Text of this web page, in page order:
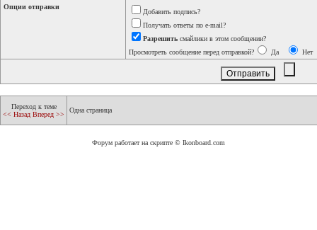
Опции отправки
Добавить подпись?
Получать ответы по e-mail?
Разрешить смайлики в этом сообщении?
Просмотреть сообщение перед отправкой?
Да Нет
Переход к теме
<< Назад Вперед >>
Одна страница
Форум работает на скрипте © Ikonboard.com